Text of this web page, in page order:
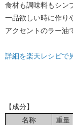
食材も調味料もシン
一品欲しい時に作り
アクセントのラー油
詳細を楽天レシピで
【成分】
名称
重量